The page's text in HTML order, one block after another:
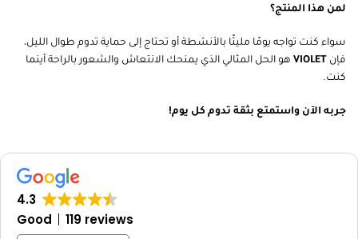
لمن هذا المنتج؟
سواء كنت تواجه يومًا مليئًا بالأنشطة أو تحتاج إلى حماية تدوم طوال الليل،
فإن VIOLET هو الحل المثالي الذي يمنحك الانتعاش والشعور بالراحة أينما
كنت.
جربه الآن واستمتع بثقة تدوم كل يوم!
4.3
Good
119 reviews